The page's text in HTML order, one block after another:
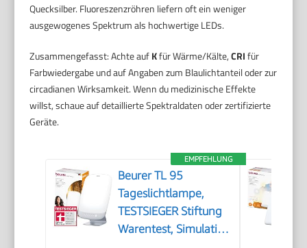
Quecksilber. Fluoreszenzröhren liefern oft ein weniger
ausgewogenes Spektrum als hochwertige LEDs.
Zusammengefasst: Achte aufKfür Wärme/Kälte,CRIfür
Farbwiedergabe und auf Angaben zum Blaulichtanteil oder zur
circadianen Wirksamkeit. Wenn du medizinische Effekte
willst, schaue auf detaillierte Spektraldaten oder zertifizierte
Geräte.
EMPFEHLUNG
Beurer TL 95
Tageslichtlampe,
TESTSIEGER Stiftung
Warentest, Simulation